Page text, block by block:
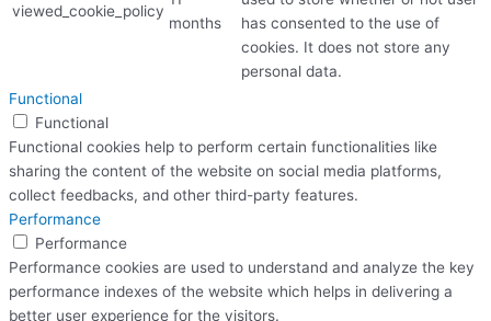
viewed_cookie_policy
months
has consented to the use of
cookies. It does not store any
personal data.
Functional
Functional
Functional cookies help to perform certain functionalities like
sharing the content of the website on social media platforms,
collect feedbacks, and other third-party features.
Performance
Performance
Performance cookies are used to understand and analyze the key
performance indexes of the website which helps in delivering a
better user experience for the visitors.